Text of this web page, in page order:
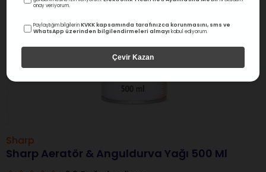
Sharp
Sharp Aeratör & Anguldurva Yağı 500 Ml
onay veriyorum.
Paylaştığım bilgilerinKVKK kapsamında tarafınızca korunmasını, sms ve
WhatsApp üzerinden bilgilendirmeleri almayı kabul ediyorum.
Çevir Kazan